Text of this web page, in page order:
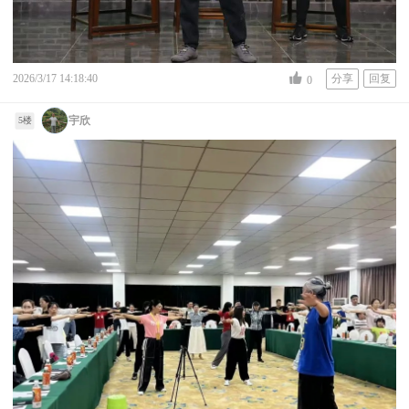
2026/3/17 14:18:40 0 分享 回复
5楼 宇欣